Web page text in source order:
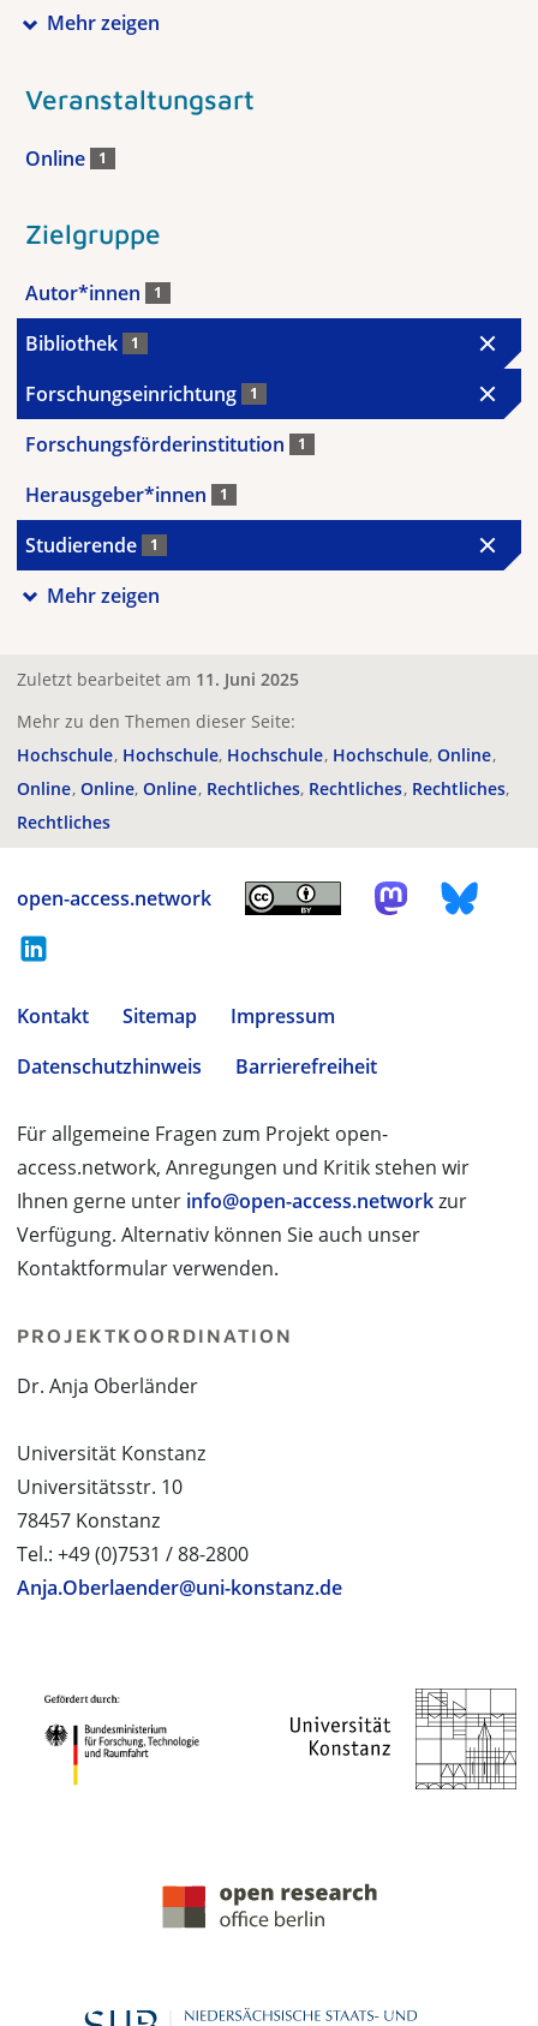
Mehr zeigen
Veranstaltungsart
Online 1
Zielgruppe
Autor*innen 1
Bibliothek 1
Forschungseinrichtung 1
Forschungsförderinstitution 1
Herausgeber*innen 1
Studierende 1
Mehr zeigen
Zuletzt bearbeitet am 11. Juni 2025
Mehr zu den Themen dieser Seite:
Hochschule Hochschule Hochschule Hochschule Online
Online Online Online Rechtliches Rechtliches Rechtliches
Rechtliches
open-access.network
Kontakt Sitemap
Impressum
Datenschutzhinweis
Barrierefreiheit
Für allgemeine Fragen zum Projekt open-
access.network, Anregungen und Kritik stehen wir
Ihnen gerne unter info@open-access.networkzur
Verfügung. Alternativ können Sie auch unser
Kontaktformular verwenden.
PROJEKTKOORDINATION
Dr. Anja Oberländer
Universität Konstanz
Universitätsstr. 10
78457 Konstanz
Tel.: +49 (0)7531 / 88-2800
Anja.Oberlaender@uni-konstanz.de